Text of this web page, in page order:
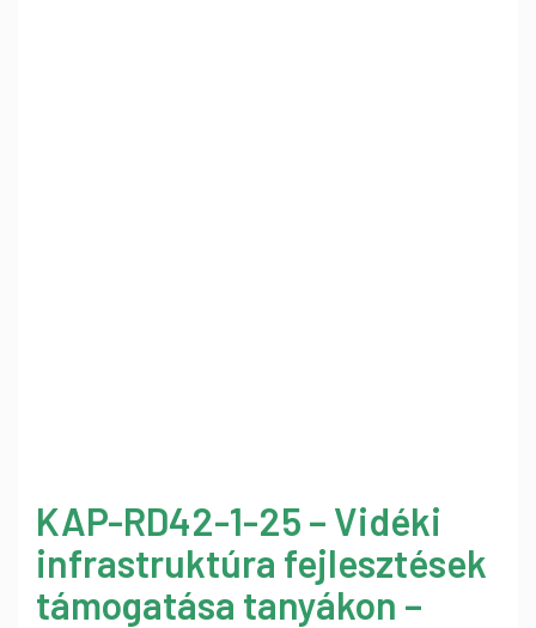
KAP-RD42-1-25 – Vidéki
infrastruktúra fejlesztések
támogatása tanyákon –